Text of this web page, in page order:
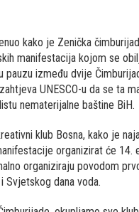
kako je Zenička
manifestacija kojom se
pauzu između dvije
UNESCO-u da se ta
nematerijalne baštine BiH.
klub Bosna, kako je
organizirat će 14.
organiziraju povodom
Svjetskog dana voda.